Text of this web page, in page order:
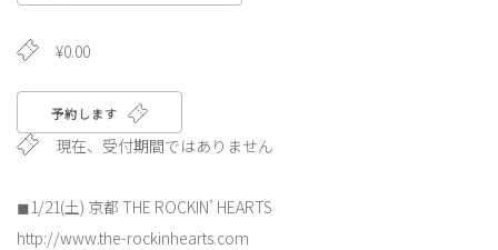
¥0.00
予約します
現在、受付期間ではありません
◼︎1/21(土) 京都 THE ROCKIN’ HEARTS
http://www.the-rockinhearts.com